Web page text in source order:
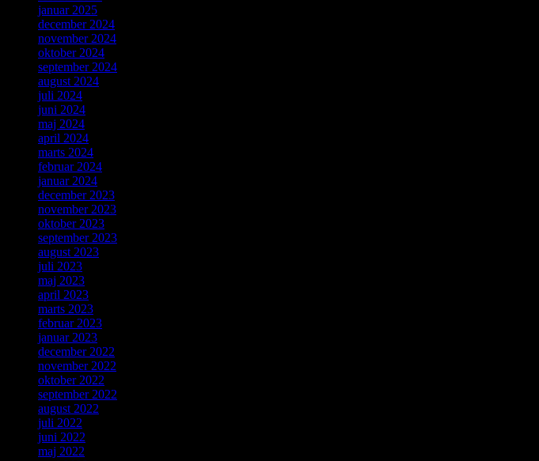
januar 2025
december 2024
november 2024
oktober 2024
september 2024
august 2024
juli 2024
juni 2024
maj 2024
april 2024
marts 2024
februar 2024
januar 2024
december 2023
november 2023
oktober 2023
september 2023
august 2023
juli 2023
maj 2023
april 2023
marts 2023
februar 2023
januar 2023
december 2022
november 2022
oktober 2022
september 2022
august 2022
juli 2022
juni 2022
maj 2022